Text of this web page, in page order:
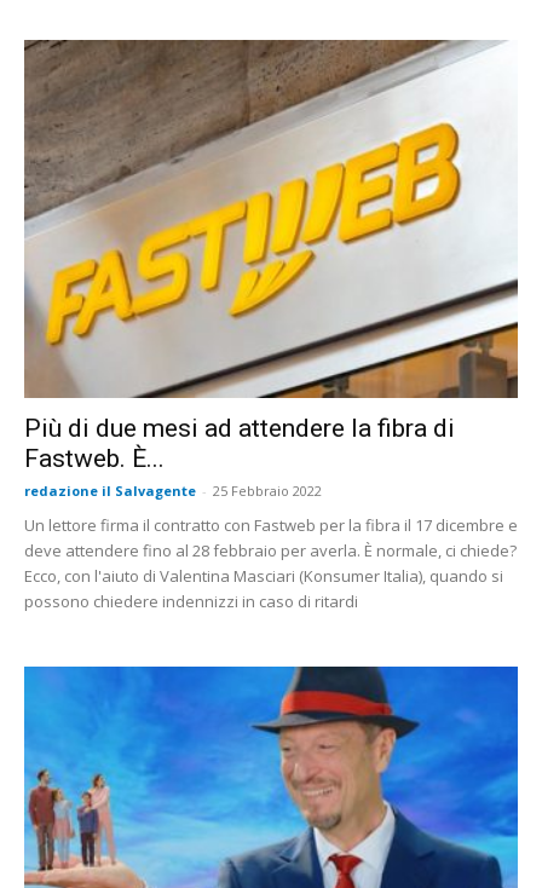
Più di due mesi ad attendere la fibra di
Fastweb. È...
redazione il Salvagente - 25 Febbraio 2022
Un lettore firma il contratto con Fastweb per la fibra il 17 dicembre e
deve attendere fino al 28 febbraio per averla. È normale, ci chiede?
Ecco, con l'aiuto di Valentina Masciari (Konsumer Italia), quando si
possono chiedere indennizzi in caso di ritardi